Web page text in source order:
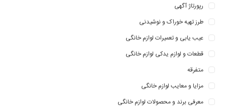
رپورتاژ آگهی
طرز تهیه خوراک و نوشیدنی
عیب یابی و تعمیرات لوازم خانگی
قطعات و لوازم یدکی لوازم خانگی
متفرقه
مزایا و معایب لوازم خانگی
معرفی برند و محصولات لوازم خانگی